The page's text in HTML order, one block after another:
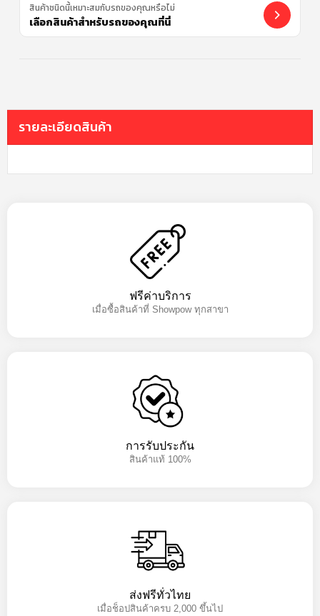
สินค้าชนิดนี้เหมาะสมกับรถของคุณหรือไม่
เลือกสินค้าสำหรับรถของคุณที่นี่
รายละเอียดสินค้า
ฟรีค่าบริการ
เมื่อซื้อสินค้าที่ Showpow ทุกสาขา
การรับประกัน
สินค้าแท้ 100%
ส่งฟรีทั่วไทย
เมื่อช็อปสินค้าครบ 2,000 ขึ้นไป